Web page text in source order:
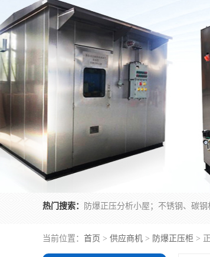
热门搜索：
当前位置： 首页 > 供应商机 > 防爆正压柜 >